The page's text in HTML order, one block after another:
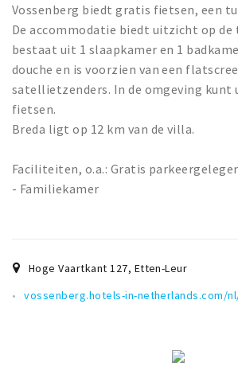
Natuurgebieden
Baroniepoorten
Sport
Andere City Apps
Inloggen
Vossenberg biedt gratis fietsen, een
De accommodatie biedt uitzicht op de
bestaat uit 1 slaapkamer en 1
douche en is voorzien van een
satellietzenders. In de omgeving kunt
fietsen.
Breda ligt op 12 km van de villa.
Faciliteiten, o.a.: Gratis
- Familiekamer
Hoge Vaartkant 127, Etten-Leur
vossenberg.hotels-in-netherlands.com/